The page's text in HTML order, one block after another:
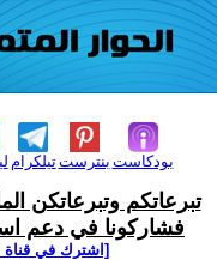
تيلكرامبنترست بودكاست
تبرعاتكم وتبرعاتكن
فشاركونا في دعم
[اشترك في قناة